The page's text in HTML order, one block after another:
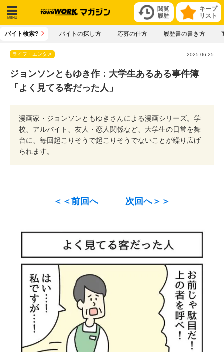
キープ
リスト
閲覧
履歴
メニ
バイト検索? バイトの探し方 応募の仕方 履歴書の書き方
ライフ・エンタメ 2025.06.25
ジョンソンともゆき作：大学生あるある事件簿
「よく見てる客だった人」
漫画家・ジョンソンともゆきさんによる漫画シリーズ。学
校、アルバイト、友人・恋人関係など、大学生の日常を舞
台に、毎回起こりそうで起こりそうでないことが繰り広げ
られます。
＜＜前回へ 次回へ＞＞